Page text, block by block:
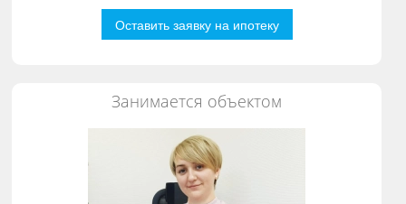
Оставить заявку на ипотеку
Занимается объектом